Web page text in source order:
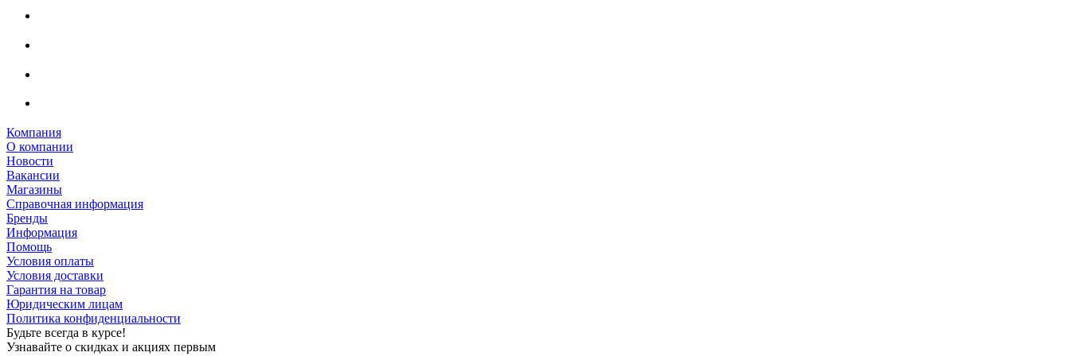
Компания
О компании
Новости
Вакансии
Магазины
Справочная информация
Бренды
Информация
Помощь
Условия оплаты
Условия доставки
Гарантия на товар
Юридическим лицам
Политика конфиденциальности
Будьте всегда в курсе!
Узнавайте о скидках и акциях первым